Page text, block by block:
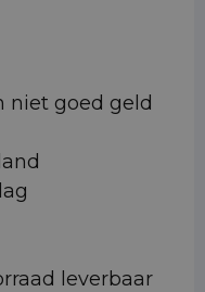
niet goed geld
leverbaar